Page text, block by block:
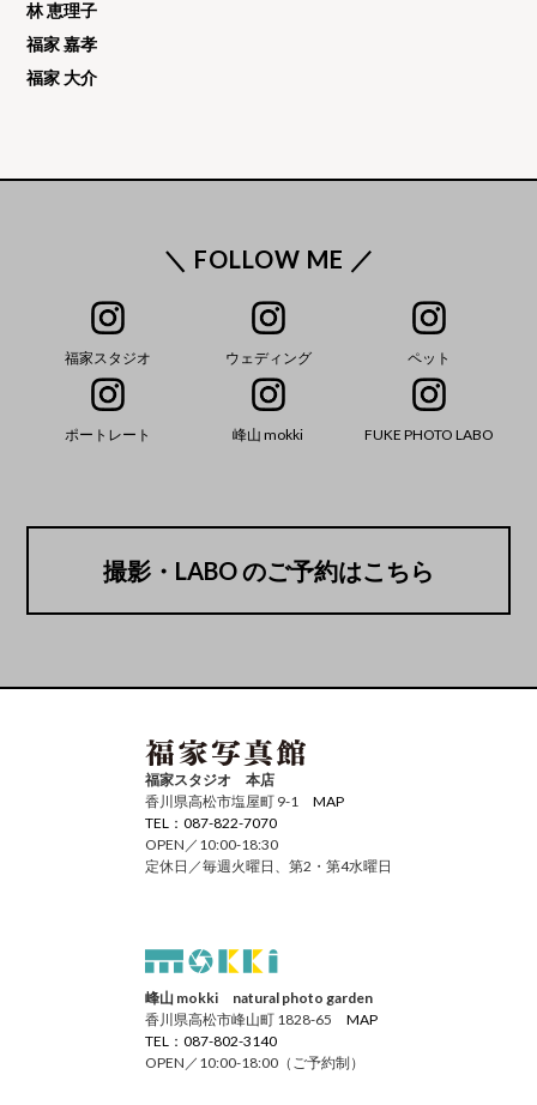
林 恵理子
福家 嘉孝
福家 大介
＼ FOLLOW ME ／
福家スタジオ ウェディング ペット
ポートレート 峰山 mokki FUKE PHOTO LABO
撮影・LABO のご予約はこちら
福家スタジオ 本店
香川県高松市塩屋町 9-1 MAP
TEL：087-822-7070
OPEN／10:00-18:30
定休日／毎週火曜日、第2・第4水曜日
峰山 mokki natural photo garden
香川県高松市峰山町 1828-65 MAP
TEL：087-802-3140
OPEN／10:00-18:00（ご予約制）